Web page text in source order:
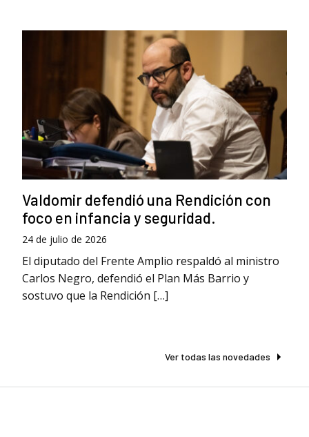
Valdomir defendió una Rendición con
foco en infancia y seguridad.
24 de julio de 2026
El diputado del Frente Amplio respaldó al ministro
Carlos Negro, defendió el Plan Más Barrio y
sostuvo que la Rendición […]
Ver todas las novedades